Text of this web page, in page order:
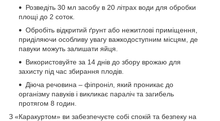
Розведіть 30 мл засобу в 20 літрах води для обробки
площі до 2 соток.
Обробіть відкритий ґрунт або нежитлові приміщення,
приділяючи особливу увагу важкодоступним місцям, де
павуки можуть залишати яйця.
Використовуйте за 14 днів до збору врожаю для
захисту під час збирання плодів.
Діюча речовина – фіпроніл, який проникає до
організму павуків і викликає параліч та загибель
протягом 8 годин.
З «Каракуртом» ви забезпечуєте собі спокій та безпеку на